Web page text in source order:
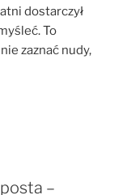
dostarczył
To
zaznać nudy,
–